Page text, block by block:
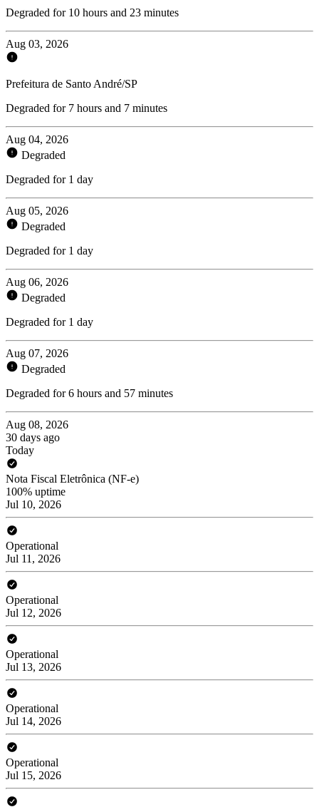
Degraded for 10 hours and 23 minutes
Aug 03, 2026
Prefeitura de Santo André/SP
Degraded for 7 hours and 7 minutes
Aug 04, 2026
Degraded
Degraded for 1 day
Aug 05, 2026
Degraded
Degraded for 1 day
Aug 06, 2026
Degraded
Degraded for 1 day
Aug 07, 2026
Degraded
Degraded for 6 hours and 57 minutes
Aug 08, 2026
30 days ago
Today
Nota Fiscal Eletrônica (NF-e)
100% uptime
Jul 10, 2026
Operational
Jul 11, 2026
Operational
Jul 12, 2026
Operational
Jul 13, 2026
Operational
Jul 14, 2026
Operational
Jul 15, 2026